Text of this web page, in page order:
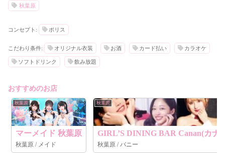
秋葉原
コンセプト: ポリス
こだわり条件: オリジナル衣装 お酒 カード払い カラオケ
ソフトドリンク 飲み放題
おすすめのお店
秋葉原
マーメイド 秋葉原
秋葉原 / メイド
秋葉原
GIRL’S DINING BAR Canan(カナ
秋葉原 / バニー